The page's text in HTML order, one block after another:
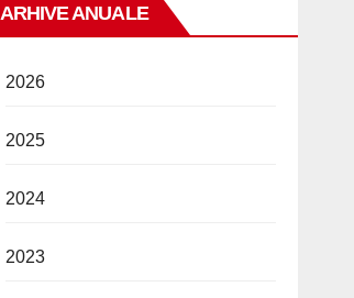
ARHIVE ANUALE
2026
2025
2024
2023